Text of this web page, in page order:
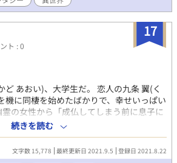
17
ト : 0
ど あおい)、大学生だ。 恋人の九条 翼(く
機に同棲を始めたばかりで、幸せいっぱい
の女性から「成仏してしまう前に息子に
い」と頼まれる。 俺と翼はこの子を幸せ
？ ※男子大学生カップルと幽霊の男の子
になります。BL要素はそこまで強くない
幽霊の姿の幽太にも触れることができる
続きを読む
文字数 15,778 最終更新日 2021.9.5 登録日 2021.8.22